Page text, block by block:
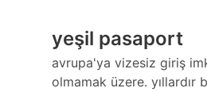
yeşil pasaport
avrupa'ya vizesiz giriş
olmamak üzere. yıllardır